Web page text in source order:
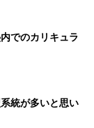
でのカリキュラ
統が多いと思い